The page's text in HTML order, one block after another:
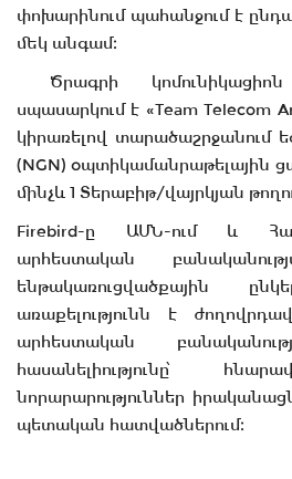
փոխարինում պահանջում է
մեկ անգամ։
Ծրագրի կոմունիկացիոն
սպասարկում է «Team Telecom
կիրառելով տարածաշրջանում
(NGN) օպտիկամանրաթելային
մինչև 1 Տերաբիթ/վայրկյան
Firebird-ը ԱՄՆ-ում և
արհեստական
ենթակառուցվածքային
առաքելությունն է
արհեստական
հասանելիությունը՝
նորարարություններ
պետական հատվածներում։